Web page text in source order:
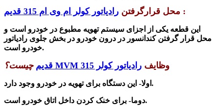
محل قرارگرفتن رادیاتور کولر ام وی ام 315 قدیم :
این قطعه یکی از اجزای سیستم تهویه مطبوع در خودرو است و
محل قرار گرفتن کندانسور در درون خودرو در بخش جلوی رادیاتور
خودرو است.
وظایف رادیاتور کولر MVM 315 قدیم چیست؟
اولا- این دستگاه برای تهویه در خودرو وجود دارد.
دوما- برای خنک کردن داخل اتاق خودرو است.